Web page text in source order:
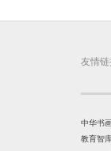
友情
中华书
教育智